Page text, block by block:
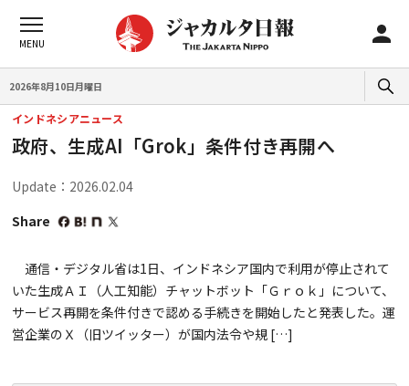
2026年8月10日月曜日
インドネシアニュース
政府、生成AI「Grok」条件付き再開へ
Update：2026.02.04
Share
通信・デジタル省は1日、インドネシア国内で利用が停止されて
いた生成ＡＩ（人工知能）チャットボット「Ｇｒｏｋ」について、
サービス再開を条件付きで認める手続きを開始したと発表した。運
営企業のＸ（旧ツイッター）が国内法令や規 […]